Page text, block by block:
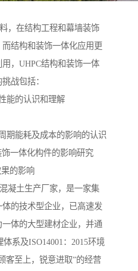
，在结构工程和幕墙装饰
结构和装饰一体化应用更
，UHPC结构和装饰一体
战包括：
能的认识和理解
能耗及成本的影响的认识
一体化构件的影响研究
的影响
凝土生产厂家，是一家集
的技术型企业，已高速发
体的大型建材企业，并通
系及ISO14001：2015环境
客至上，锐意进取”的经营